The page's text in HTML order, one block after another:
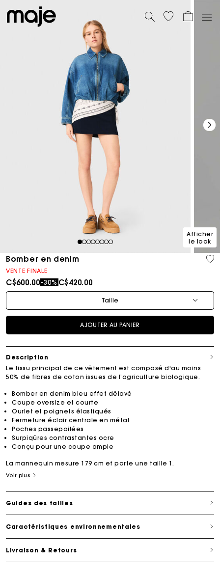
12345678
Afficher
le look
Bomber en denim
VENTE FINALE
Price reduced from
C$600.00to
-30% C$420.00
Taille
AJOUTER AU PANIER
Description
Le tissu principal de ce vêtement est composé d'au moins
50% de fibres de coton issues de l’agriculture biologique.
Bomber en denim bleu effet délavé
Coupe oversize et courte
Ourlet et poignets élastiqués
Fermeture éclair centrale en métal
Poches passepoilées
Surpiqûres contrastantes ocre
Conçu pour une coupe ample
La mannequin mesure 179 cm et porte une taille 1.
Voir plus
Guides des tailles
Caractéristiques environnementales
Livraison & Retours